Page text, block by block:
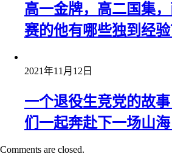
高一金牌，高二国集
赛的他有哪些独到经验
2021年11月12日
一个退役生竞党的故
们一起奔赴下一场山海
Comments are closed.